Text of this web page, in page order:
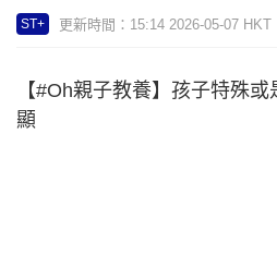
ST+ 更新時間：15:14 2026-05-07 HKT
【#Oh親子教養】孩子特殊
顯